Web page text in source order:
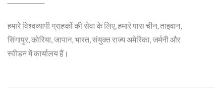
हमारे विश्वव्यापी ग्राहकों की सेवा के लिए, हमारे पास चीन, ताइवान,
सिंगापुर, कोरिया, जापान, भारत, संयुक्त राज्य अमेरिका, जर्मनी और
स्वीडन में कार्यालय हैं।